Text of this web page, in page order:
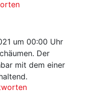
um 00:00 Uhr
Der
mit dem einer